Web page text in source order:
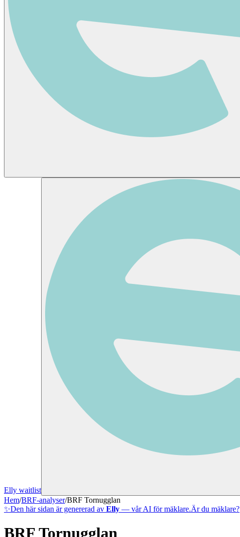
Elly waitlist
Hem/BRF-analyser/BRF Tornugglan
✨Den här sidan är genererad av Elly — vår AI för mäklare.Är du mäklare?
BRF Tornugglan